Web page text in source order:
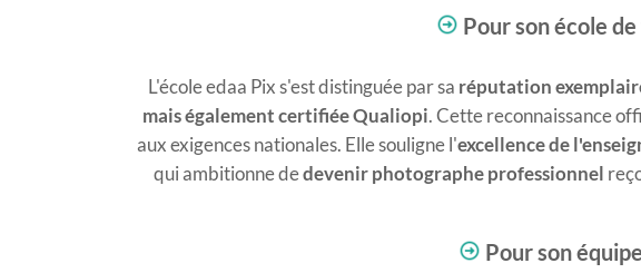
Pour son école
L'école edaa Pix s'est distinguée par sa réputation
mais également certifiée Qualiopi. Cette reconnaissance
aux exigences nationales. Elle souligne l'excellence de
qui ambitionne dedevenir photographe professionnel
Pour son